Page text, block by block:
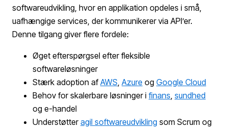
softwareudvikling, hvor en applikation opdeles i små,
uafhængige services, der kommunikerer via API’er.
Denne tilgang giver flere fordele:
Øget efterspørgsel efter fleksible
softwareløsninger
Stærk adoption afAWS Azure og Google Cloud
Behov for skalerbare løsninger i finans sundhed
og e-handel
Understøtteragil softwareudvikling som Scrum og